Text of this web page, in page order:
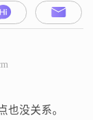
也没关系。